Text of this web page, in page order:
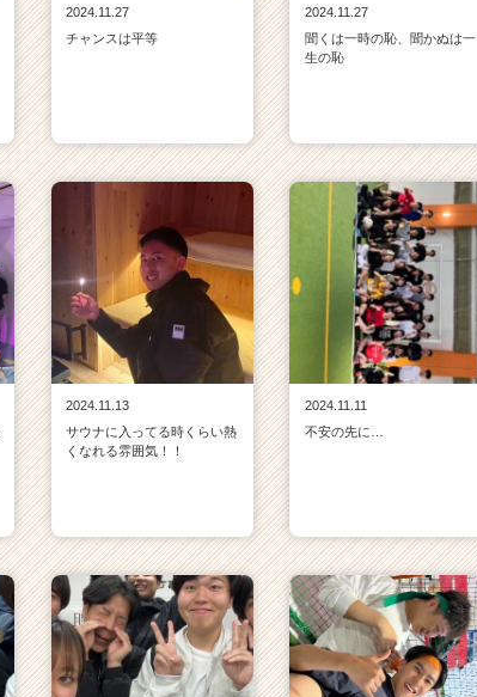
2024.11.27
チャンスは平等
2024.11.27
聞くは一時の恥、聞かぬは一
生の恥
2024.11.13
サウナに入ってる時くらい熱
くなれる雰囲気！！
2024.11.11
不安の先に…